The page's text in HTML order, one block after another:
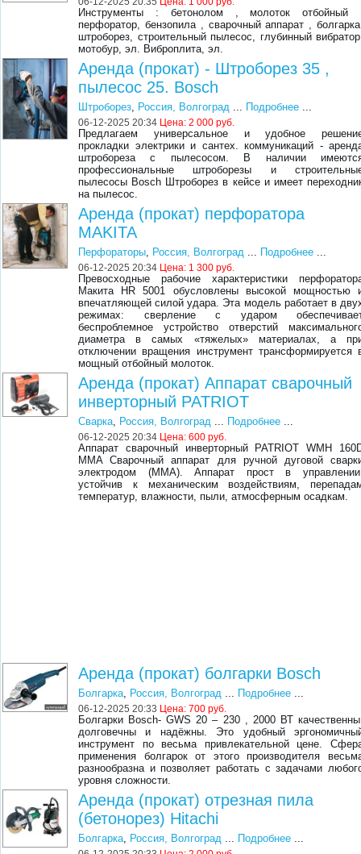
Инструменты : бетонолом , молоток отбойный
перфоратор, бензопила , сварочный аппарат ,
штроборез, строительный пылесос, глубинный
мотобур, эл. Виброплита, эл.
Аренда (прокат) - Штроборез 35 ,
пылесос 25. Bosch
Штроборез, Россия, Волгоград ... Подробнее ...
06-12-2025 20:34 Цена:2 000 руб.
Предлагаем универсальное и удобное
прокладки электрики и сантех. коммуникаций -
штробореза с пылесосом. В наличии
профессиональные штроборезы и
пылесосы Bosch Штроборез в кейсе и имеет
на пылесос.
Аренда (прокат) перфоратора
MAKITA
Перфораторы, Россия, Волгоград ... Подробнее ...
06-12-2025 20:34 Цена: 1 300 руб.
Превосходные рабочие характеристики
Макита HR 5001 обусловлены высокой мощностью
впечатляющей силой удара. Эта модель работает в
режимах: сверление с ударом
беспроблемное устройство отверстий
диаметра в самых «тяжелых» материалах, а
отключении вращения инструмент трансформируется
мощный отбойный молоток.
Аренда (прокат) Аппарат сварочный
инверторный PATRIOT
Сварка, Россия, Волгоград ... Подробнее ...
06-12-2025 20:34 Цена:600 руб.
Аппарат сварочный инверторный PATRIOT WMH
MMA Сварочный аппарат для ручной дуговой
электродом (ММА). Аппарат прост в
устойчив к механическим воздействиям,
температур, влажности, пыли, атмосферным осадкам.
Аренда (прокат) болгарки Bosch
Болгарка, Россия, Волгоград ... Подробнее ...
06-12-2025 20:33 Цена:700 руб.
Болгарки Bosch- GWS 20 – 230 , 2000 ВТ
долговечны и надёжны. Это удобный
инструмент по весьма привлекательной цене.
применения болгарок от этого производителя
разнообразна и позволяет работать с задачами
уровня сложности.
Аренда (прокат) отрезная пила
(бетонорез) Hitachi
Болгарка, Россия, Волгоград ... Подробнее ...